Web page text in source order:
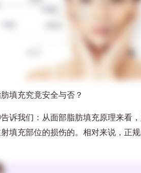
充究竟安全与否？
告诉我们：从面部脂肪填充原理来看
填充部位的损伤的。相对来说，正